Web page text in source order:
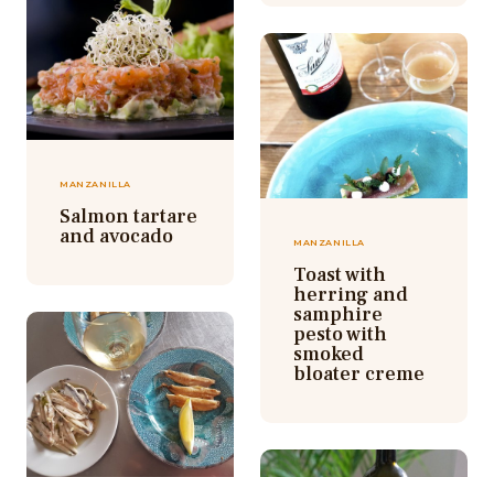
MANZANILLA
Salmon tartare
and avocado MANZANILLA
Toast with
herring and
samphire
pesto with
smoked
bloater creme